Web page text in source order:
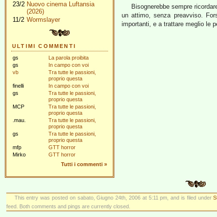
23/2 Nuovo cinema Luftansia
(2026)
11/2 Wormslayer
ULTIMI COMMENTI
gs
La parola proibita
gs
In campo con voi
vb
Tra tutte le passioni,
proprio questa
finelli
In campo con voi
gs
Tra tutte le passioni,
proprio questa
MCP
Tra tutte le passioni,
proprio questa
.mau.
Tra tutte le passioni,
proprio questa
gs
Tra tutte le passioni,
proprio questa
mfp
GTT horror
Mirko
GTT horror
Tutti i commenti »
Bisognerebbe sempre
un attimo, senza preavviso.
importanti, e a trattare meglio le
This entry was posted on sabato, Giugno 24th, 2006 at 5:11 pm, and is filed under
feed. Both comments and pings are currently closed.